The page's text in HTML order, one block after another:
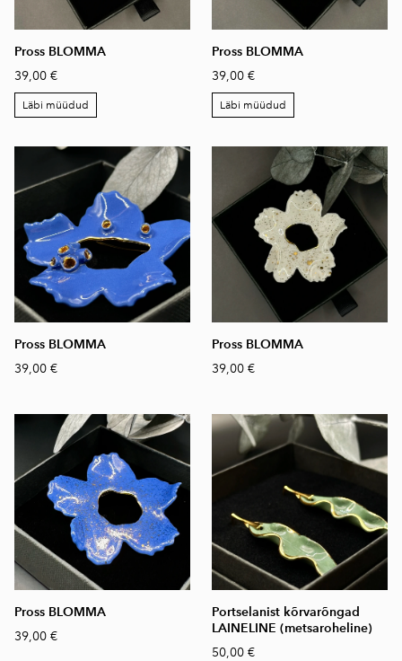
Pross BLOMMA
39,00 €
Läbi müüdud
Pross BLOMMA
39,00 €
Läbi müüdud
Pross BLOMMA
39,00 €
Pross BLOMMA
39,00 €
Pross BLOMMA
39,00 €
Portselanist kõrvarõngad
LAINELINE (metsaroheline)
50,00 €